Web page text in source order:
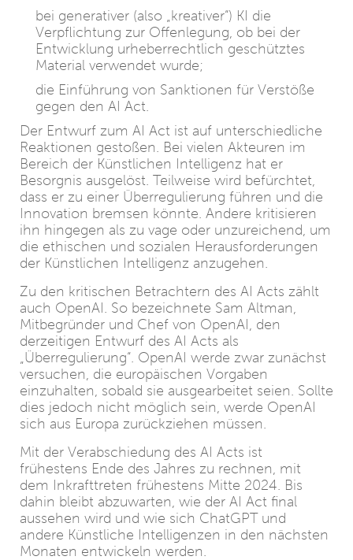
bei generativer (also „kreativer“) KI die
Verpflichtung zur Offenlegung, ob bei der
Entwicklung urheberrechtlich geschütztes
Material verwendet wurde;
die Einführung von Sanktionen für Verstöße
gegen den AI Act.
Der Entwurf zum AI Act ist auf unterschiedliche
Reaktionen gestoßen. Bei vielen Akteuren im
Bereich der Künstlichen Intelligenz hat er
Besorgnis ausgelöst. Teilweise wird befürchtet,
dass er zu einer Überregulierung führen und die
Innovation bremsen könnte. Andere kritisieren
ihn hingegen als zu vage oder unzureichend, um
die ethischen und sozialen Herausforderungen
der Künstlichen Intelligenz anzugehen.
Zu den kritischen Betrachtern des AI Acts zählt
auch OpenAI. So bezeichnete Sam Altman,
Mitbegründer und Chef von OpenAI, den
derzeitigen Entwurf des AI Acts als
„Überregulierung“. OpenAI werde zwar zunächst
versuchen, die europäischen Vorgaben
einzuhalten, sobald sie ausgearbeitet seien. Sollte
dies jedoch nicht möglich sein, werde OpenAI
sich aus Europa zurückziehen müssen.
Mit der Verabschiedung des AI Acts ist
frühestens Ende des Jahres zu rechnen, mit
dem Inkrafttreten frühestens Mitte 2024. Bis
dahin bleibt abzuwarten, wie der AI Act final
aussehen wird und wie sich ChatGPT und
andere Künstliche Intelligenzen in den nächsten
Monaten entwickeln werden.